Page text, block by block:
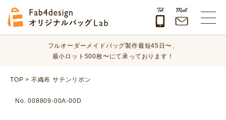
オリジナルバッグのデザイン、素材、数量、納期など、
まずはお気軽にご相談ください！
フルオーダーメイドバッグ製作最短45日〜、
最小ロット500枚〜にて承っております！
オリジナルバッグのデザイン、素材、数量、納期など、
TOP > 不織布 サテンリボン
No. 008809-00A-00D